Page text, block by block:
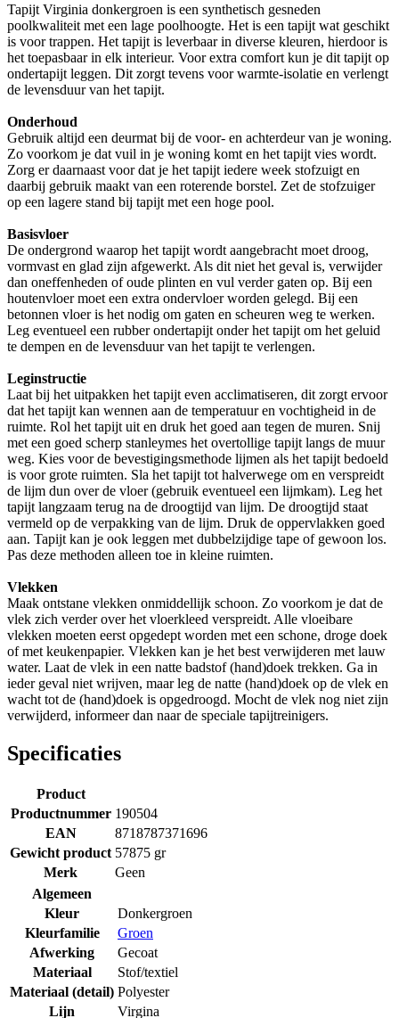
Tapijt Virginia donkergroen is een synthetisch gesneden
poolkwaliteit met een lage poolhoogte. Het is een tapijt wat geschikt
is voor trappen. Het tapijt is leverbaar in diverse kleuren, hierdoor is
het toepasbaar in elk interieur. Voor extra comfort kun je dit tapijt op
ondertapijt leggen. Dit zorgt tevens voor warmte-isolatie en verlengt
de levensduur van het tapijt.
Onderhoud
Gebruik altijd een deurmat bij de voor- en achterdeur van je woning.
Zo voorkom je dat vuil in je woning komt en het tapijt vies wordt.
Zorg er daarnaast voor dat je het tapijt iedere week stofzuigt en
daarbij gebruik maakt van een roterende borstel. Zet de stofzuiger
op een lagere stand bij tapijt met een hoge pool.
Basisvloer
De ondergrond waarop het tapijt wordt aangebracht moet droog,
vormvast en glad zijn afgewerkt. Als dit niet het geval is, verwijder
dan oneffenheden of oude plinten en vul verder gaten op. Bij een
houtenvloer moet een extra ondervloer worden gelegd. Bij een
betonnen vloer is het nodig om gaten en scheuren weg te werken.
Leg eventueel een rubber ondertapijt onder het tapijt om het geluid
te dempen en de levensduur van het tapijt te verlengen.
Leginstructie
Laat bij het uitpakken het tapijt even acclimatiseren, dit zorgt ervoor
dat het tapijt kan wennen aan de temperatuur en vochtigheid in de
ruimte. Rol het tapijt uit en druk het goed aan tegen de muren. Snij
met een goed scherp stanleymes het overtollige tapijt langs de muur
weg. Kies voor de bevestigingsmethode lijmen als het tapijt bedoeld
is voor grote ruimten. Sla het tapijt tot halverwege om en verspreidt
de lijm dun over de vloer (gebruik eventueel een lijmkam). Leg het
tapijt langzaam terug na de droogtijd van lijm. De droogtijd staat
vermeld op de verpakking van de lijm. Druk de oppervlakken goed
aan. Tapijt kan je ook leggen met dubbelzijdige tape of gewoon los.
Pas deze methoden alleen toe in kleine ruimten.
Vlekken
Maak ontstane vlekken onmiddellijk schoon. Zo voorkom je dat de
vlek zich verder over het vloerkleed verspreidt. Alle vloeibare
vlekken moeten eerst opgedept worden met een schone, droge doek
of met keukenpapier. Vlekken kan je het best verwijderen met lauw
water. Laat de vlek in een natte badstof (hand)doek trekken. Ga in
ieder geval niet wrijven, maar leg de natte (hand)doek op de vlek en
wacht tot de (hand)doek is opgedroogd. Mocht de vlek nog niet zijn
verwijderd, informeer dan naar de speciale tapijtreinigers.
Specificaties
Product
Productnummer 190504
EAN
8718787371696
Gewicht product 57875 gr
Merk
Geen
Algemeen
Kleur
Donkergroen
Kleurfamilie
Groen
Afwerking
Gecoat
Materiaal
Stof/textiel
Materiaal (detail) Polyester
Lijn
Virgina